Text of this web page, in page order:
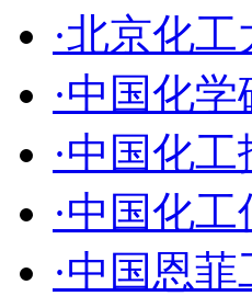
·北京化
·中国化
·中国化工
·中国化
·中国恩